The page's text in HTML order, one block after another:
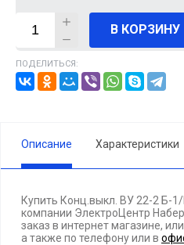
В КОРЗИНУ
ПОДЕЛИТЬСЯ:
Описание Характеристики
Купить Конц.выкл. ВУ 22-2 Б-
компании ЭлектроЦентр
заказ в интернет магазине, или
а также по телефонуили в